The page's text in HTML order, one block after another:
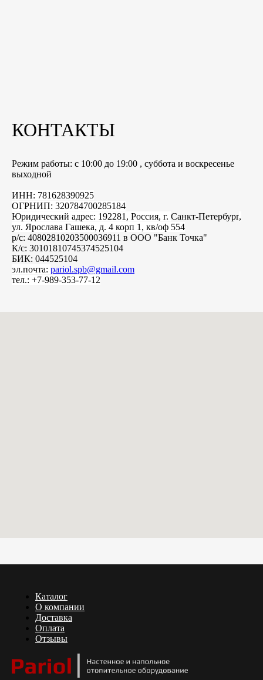
КОНТАКТЫ
Режим работы: с 10:00 до 19:00 , суббота и воскресенье
выходной
ИНН: 781628390925
ОГРНИП: 320784700285184
Юридический адрес: 192281, Россия, г. Санкт-Петербург,
ул. Ярослава Гашека, д. 4 корп 1, кв/оф 554
р/с: 40802810203500036911 в ООО "Банк Точка"
К/с: 30101810745374525104
БИК: 044525104
эл.почта: pariol.spb@gmail.com
тел.: +7-989-353-77-12
Каталог
О компании
Доставка
Оплата
Отзывы